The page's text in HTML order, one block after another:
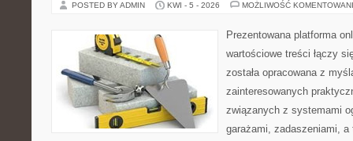
POSTED BY ADMIN KWI - 5 - 2026 MOŻLIWOŚĆ
Prezentowana platforma
wartościowe treści łączy
została opracowana z
zainteresowanych
związanych z systemami
garażami, zadaszeniami,